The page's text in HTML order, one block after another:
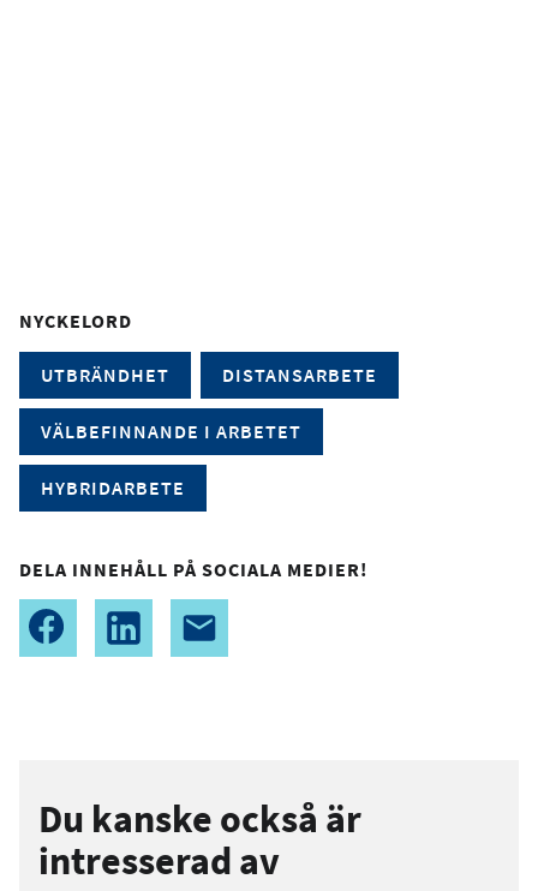
NYCKELORD
UTBRÄNDHET DISTANSARBETE
VÄLBEFINNANDE I ARBETET
HYBRIDARBETE
DELA INNEHÅLL PÅ SOCIALA MEDIER!
Du kanske också är
intresserad av